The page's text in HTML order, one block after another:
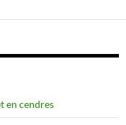
en cendres